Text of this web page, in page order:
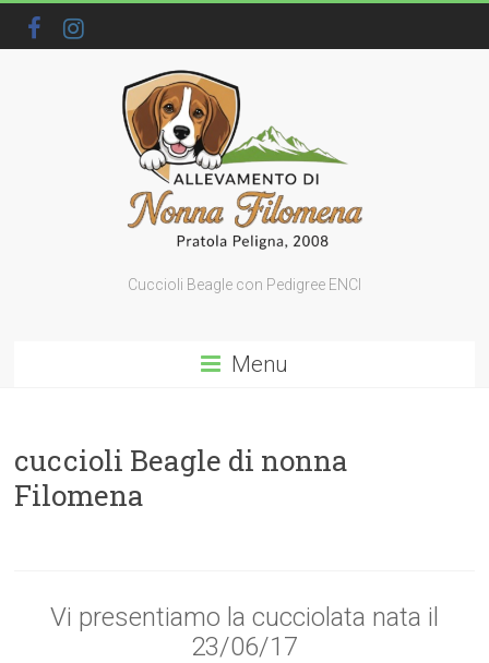
Cuccioli Beagle con Pedigree ENCI
Menu
cuccioli Beagle di nonna
Filomena
Vi presentiamo la cucciolata nata il
23/06/17